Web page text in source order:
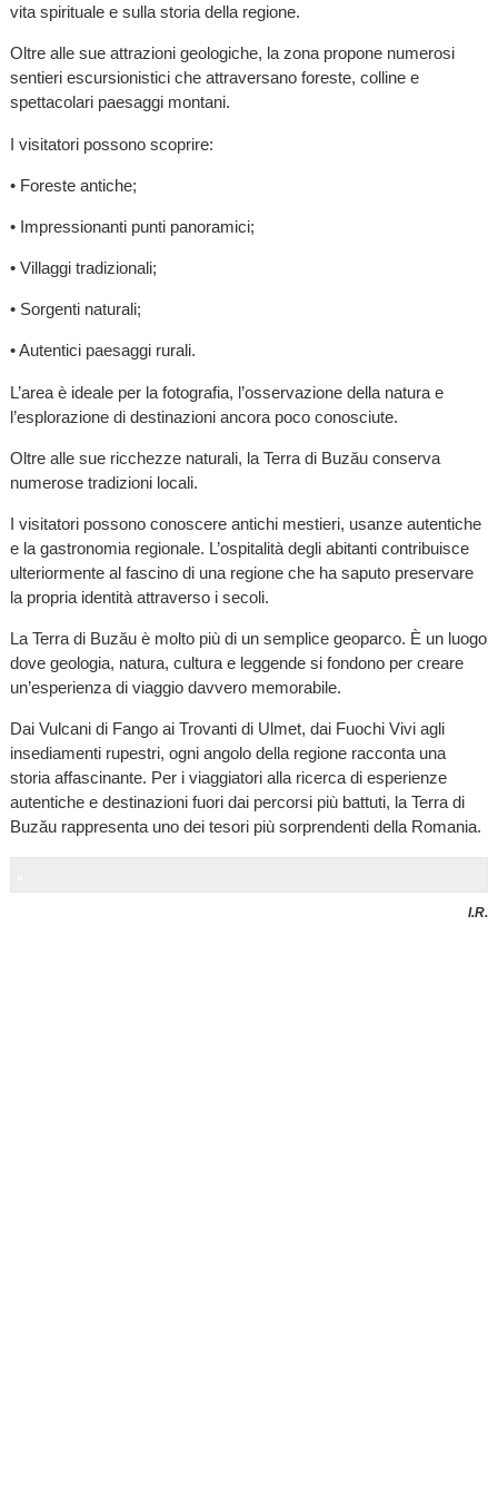
vita spirituale e sulla storia della regione.
Oltre alle sue attrazioni geologiche, la zona propone numerosi
sentieri escursionistici che attraversano foreste, colline e
spettacolari paesaggi montani.
I visitatori possono scoprire:
• Foreste antiche;
• Impressionanti punti panoramici;
• Villaggi tradizionali;
• Sorgenti naturali;
• Autentici paesaggi rurali.
L’area è ideale per la fotografia, l’osservazione della natura e
l’esplorazione di destinazioni ancora poco conosciute.
Oltre alle sue ricchezze naturali, la Terra di Buzău conserva
numerose tradizioni locali.
I visitatori possono conoscere antichi mestieri, usanze autentiche
e la gastronomia regionale. L’ospitalità degli abitanti contribuisce
ulteriormente al fascino di una regione che ha saputo preservare
la propria identità attraverso i secoli.
La Terra di Buzău è molto più di un semplice geoparco. È un luogo
dove geologia, natura, cultura e leggende si fondono per creare
un’esperienza di viaggio davvero memorabile.
Dai Vulcani di Fango ai Trovanti di Ulmet, dai Fuochi Vivi agli
insediamenti rupestri, ogni angolo della regione racconta una
storia affascinante. Per i viaggiatori alla ricerca di esperienze
autentiche e destinazioni fuori dai percorsi più battuti, la Terra di
Buzău rappresenta uno dei tesori più sorprendenti della Romania.
I.R.